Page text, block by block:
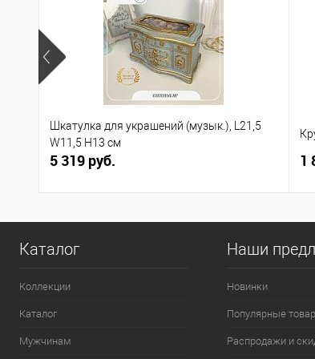
Шкатулка для украшений (музык.), L21,5
W11,5 H13 см
5 319 руб. 1
Каталог
Коллекции
Каталог
Мужчинам
Наши
Новинки
Популярные
Распродажи и